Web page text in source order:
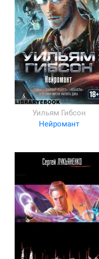
Уильям Гибсон
Нейромант